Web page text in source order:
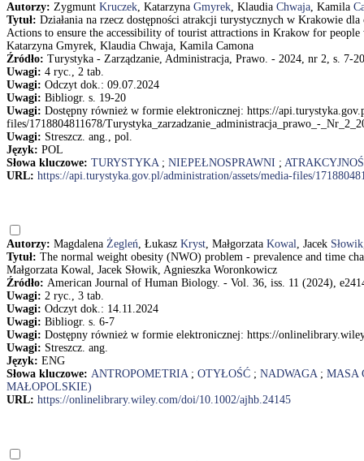
Autorzy: Zygmunt Kruczek, Katarzyna Gmyrek, Klaudia Chwaja, Kamila
Tytuł: Działania na rzecz dostępności atrakcji turystycznych w Krakowie
Actions to ensure the accessibility of tourist attractions in Krakow for
Katarzyna Gmyrek, Klaudia Chwaja, Kamila Camona
Źródło: Turystyka - Zarządzanie, Administracja, Prawo. - 2024, nr 2, s. 7-20
Uwagi: 4 ryc., 2 tab.
Uwagi: Odczyt dok.: 09.07.2024
Uwagi: Bibliogr. s. 19-20
Uwagi: Dostępny również w formie elektronicznej: https://
files/1718804811678/Turystyka_zarzadzanie_administracja_prawo_-
Uwagi: Streszcz. ang., pol.
Język: POL
Słowa kluczowe: TURYSTYKA; NIEPEŁNOSPRAWNI ;
URL: https://api.turystyka.gov.pl/administration/assets/media-files/
Autorzy: Magdalena Żegleń, Łukasz Kryst, Małgorzata Kowal, Jacek Słowik
Tytuł: The normal weight obesity (NWO) problem - prevalence and time
Małgorzata Kowal, Jacek Słowik, Agnieszka Woronkowicz
Źródło: American Journal of Human Biology. - Vol. 36, iss. 11 (2024),
Uwagi: 2 ryc., 3 tab.
Uwagi: Odczyt dok.: 14.11.2024
Uwagi: Bibliogr. s. 6-7
Uwagi: Dostępny również w formie elektronicznej: https://
Uwagi: Streszcz. ang.
Język: ENG
Słowa kluczowe: ANTROPOMETRIA; OTYŁOŚĆ ; NADWAGA; MASA
MAŁOPOLSKIE)
URL: https://onlinelibrary.wiley.com/doi/10.1002/ajhb.24145